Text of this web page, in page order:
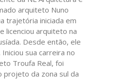
arquiteto Nuno
trajetória iniciada em
licenciou arquiteto na
Desde então, ele
sua carreira no
Troufa Real, foi
projeto da zona sul da